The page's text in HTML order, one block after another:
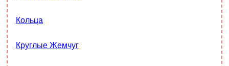
Кольца
Круглые Жемчуг